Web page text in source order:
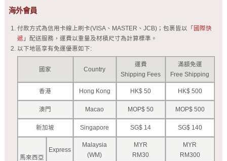
海外會員
付款方式為信用卡線上刷卡(VISA、MASTER、JCB)；包裹皆以「 國際快
遞 」配送服務，運費以重量及材積尺寸為計算標準。
以下地區享有免運優惠如下:
國家 Country
運費
Shipping Fees
滿額免運
Free Shipping
香港 Hong Kong HK$ 50 HK$ 500
澳門 Macao MOP$ 50 MOP$ 500
新加坡 Singapore SG$ 14 SG$ 140
馬來西亞
Express
Malaysia
(WM)
MYR
RM30
MYR
RM300